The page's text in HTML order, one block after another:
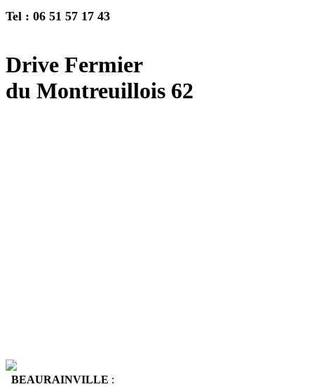
Tel : 06 51 57 17 43
Drive Fermier
du Montreuillois 62
BEAURAINVILLE :